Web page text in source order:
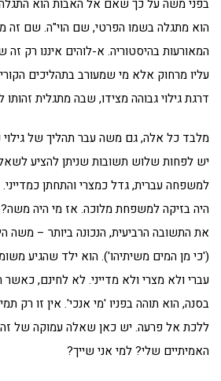
בפני משה על כך שאם אל האבות הוא
הוא מתגלה בשמו הפרטי, שם הוי"ה. שם זה
המאורעות בהיסטוריה. א-לוהים איננו רק
עליו מרחוק אלא מי שמעורב בתהליכים
דרגת גילוי גבוהה מצידו, שבה מתגלית זהותו
מלבד כל אלה, גם משה עבר תהליך של גילוי
יש לפחות שלוש תשובות שניתן להציע
למשפחה עברית, גדל כמצרי והתחתן
היה בזיקה למשפחת מלוכה. אז מי היה
את התשובה הרביעית, הנכונה ביותר – משה
('כי מן המים משיתיהו'). הוא ילד שהגיע
עברי ולא מצרי ולא מדייני. לא לחינם,
בסנה, הוא תוהה בפניו 'מי אנכי'. אין זו רק
ללכת אל פרעה. יש כאן שאלה עמוקה של
האמיתיים שלי? למי אני שייך?